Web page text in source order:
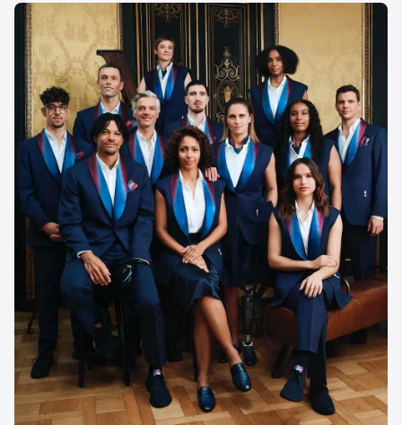
入驻有赞 认证代理商
认证服务商 设计服务商
有赞云 数据通服务